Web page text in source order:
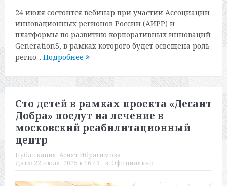
24 июля состоится вебинар при участии Ассоциации
инновационных регионов России (АИРР) и
платформы по развитию корпоративных инноваций
GenerationS, в рамках которого будет освещена роль
регио... Подробнее
Сто детей в рамках проекта «Десант
Добра» поедут на лечение в
московский реабилитационный
центр
Публикация: Асият Ибрагимова
Дата: 22 июля, 2025 в 16:43 в: Официально